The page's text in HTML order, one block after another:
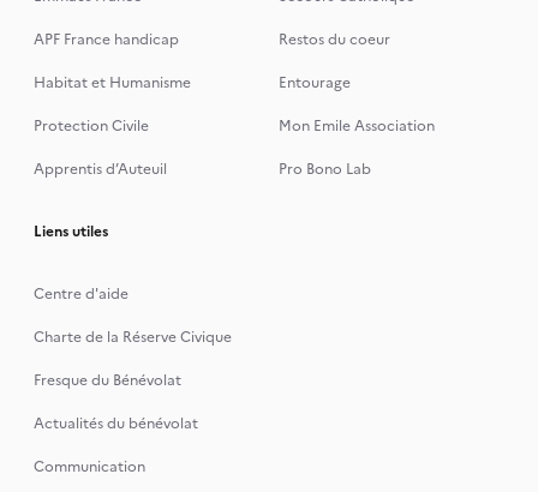
APF France handicap
Restos du coeur
Habitat et Humanisme
Entourage
Protection Civile
Mon Emile Association
Apprentis d’Auteuil
Pro Bono Lab
Liens utiles
Centre d'aide
Charte de la Réserve Civique
Fresque du Bénévolat
Actualités du bénévolat
Communication